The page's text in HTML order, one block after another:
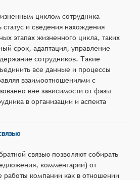
циклом сотрудника
статус и сведения нахождения
этапах жизненного цикла, таких
срок, адаптация, управление
сотрудников. Такие
все данные и процессы
взаимоотношениями с
вне зависимости от фазы
в организации и аспекта
связью позволяют собирать
комментарии) от
работы компании как в отношении